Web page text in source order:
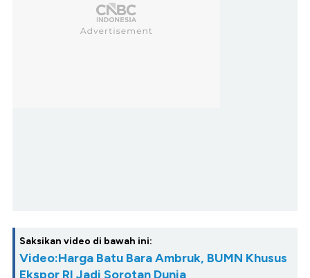
Saksikan video di bawah ini:
Video:Harga Batu Bara Ambruk, BUMN Khusus
Ekspor RI Jadi Sorotan Dunia